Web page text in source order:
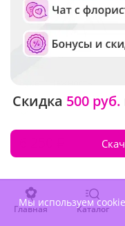
В наличии
Крупный бутон
Главная Каталог
Скидка 500 руб.
Мы используем